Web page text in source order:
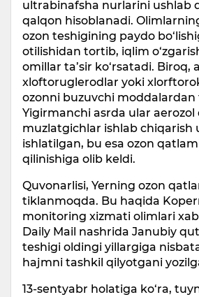
ultrabinafsha nurlarini ushlab
qalqon hisoblanadi.
ozon teshigining paydo
otilishidan tortib, iqlim
omillar ta’sir ko‘rsatadi. Biroq,
xloftoruglerodlar yoki
ozonni buzuvchi moddalardan
Yigirmanchi asrda ular aerozol
muzlatgichlar ishlab chiqarish
ishlatilgan, bu esa ozon
qilinishiga olib keldi.
Quvonarlisi, Yerning ozon
tiklanmoqda. Bu haqida
monitoring xizmati olimlari
Daily Mail nashrida Janubiy
teshigi oldingi yillargiga
hajmni tashkil qilyotgani
13-sentyabr holatiga ko‘ra,